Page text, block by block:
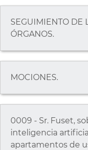
SEGUIMIENTO DE
ÓRGANOS.
MOCIONES.
0009 - Sr. Fuset,
inteligencia
apartamentos de